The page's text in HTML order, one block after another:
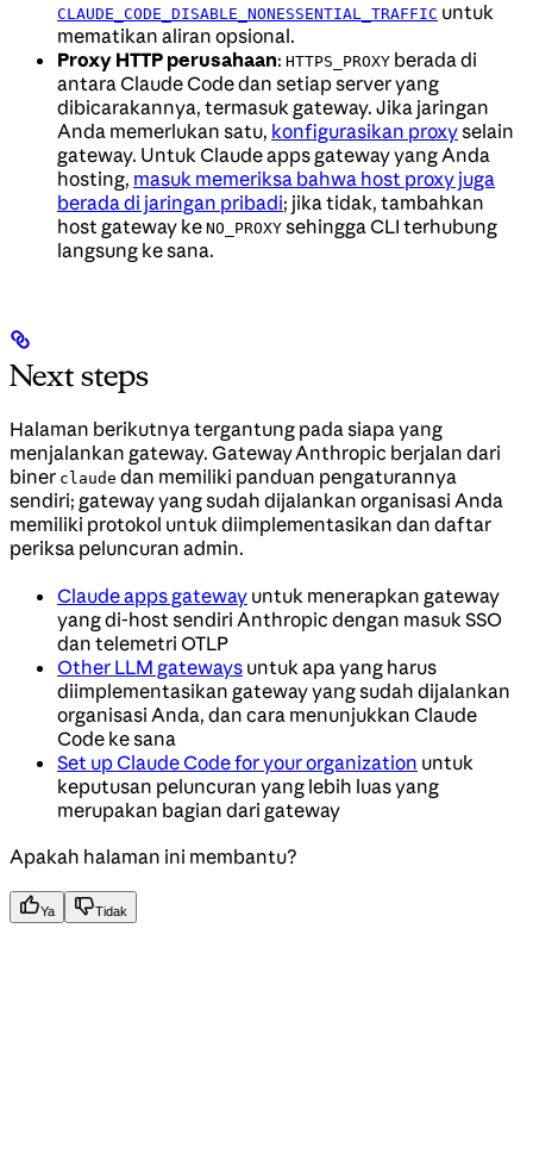
CLAUDE_CODE_DISABLE_NONESSENTIAL_TRAFFIC untuk
mematikan aliran opsional.
Proxy HTTP perusahaan: HTTPS_PROXY berada di
antara Claude Code dan setiap server yang
dibicarakannya, termasuk gateway. Jika jaringan
Anda memerlukan satu, konfigurasikan proxyselain
gateway. Untuk Claude apps gateway yang Anda
hosting, masuk memeriksa bahwa host proxy juga
berada di jaringan pribadi; jika tidak, tambahkan
host gateway ke NO_PROXY sehingga CLI terhubung
langsung ke sana.
Next steps
Halaman berikutnya tergantung pada siapa yang
menjalankan gateway. Gateway Anthropic berjalan dari
biner claude dan memiliki panduan pengaturannya
sendiri; gateway yang sudah dijalankan organisasi Anda
memiliki protokol untuk diimplementasikan dan daftar
periksa peluncuran admin.
Claude apps gateway untuk menerapkan gateway
yang di-host sendiri Anthropic dengan masuk SSO
dan telemetri OTLP
Other LLM gateways untuk apa yang harus
diimplementasikan gateway yang sudah dijalankan
organisasi Anda, dan cara menunjukkan Claude
Code ke sana
Set up Claude Code for your organization untuk
keputusan peluncuran yang lebih luas yang
merupakan bagian dari gateway
Apakah halaman ini membantu?
Ya Tidak